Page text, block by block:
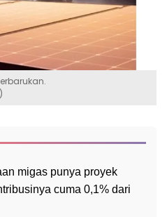
migas punya proyek
cuma 0,1% dari